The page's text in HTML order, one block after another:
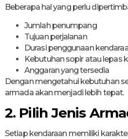
Beberapa hal yang perlu
Jumlah penumpang
Tujuan perjalanan
Durasi penggunaan
Kebutuhan sopir atau lepas
Anggaran yang tersedia
Dengan mengetahui kebutuhan
armada akan menjadi lebih tepat.
2. Pilih Jenis
Setiap kendaraan memiliki